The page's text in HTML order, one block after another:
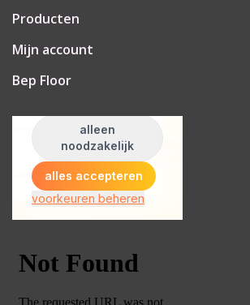
Producten
Mijn account
Bep Floor